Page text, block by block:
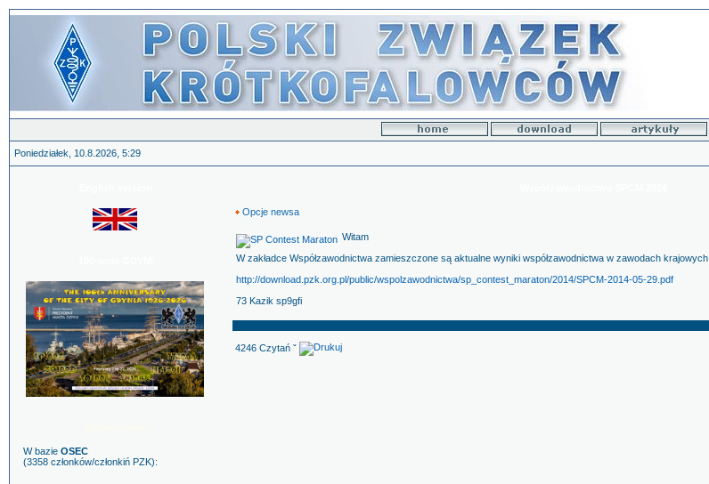
Poniedziałek, 10.8.2026, 5:29
W bazie OSEC
(3358 członków/członkiń PZK):
Opcje newsa
Witam
W zakładce Współzawodnictwa zamieszczone są aktualne wyniki współzawodnictwa w zawodach krajowych.
http://download.pzk.org.pl/public/wspolzawodnictwa/sp_contest_maraton/2014/SPCM-2014-05-29.pdf
73 Kazik sp9gfi
4246 Czytań ˇ